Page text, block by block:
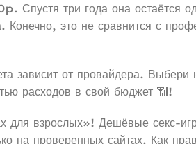
три года она остаётся
Конечно, это не сравнится с
зависит от провайдера. Выбери
расходов в свой бюджет 📶!
взрослых»! Дешёвые секс-
на проверенных сайтах. Как